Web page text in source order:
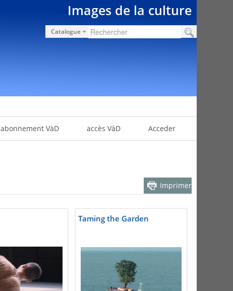
Images de la culture
Catalogue
abonnement VàD accès VàD Acceder
Imprimer
Taming the Garden